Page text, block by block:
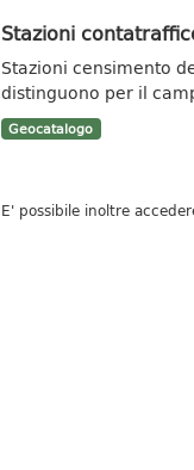
Stazioni
Stazioni censimento
distinguono per il
Geocatalogo
E' possibile inoltre